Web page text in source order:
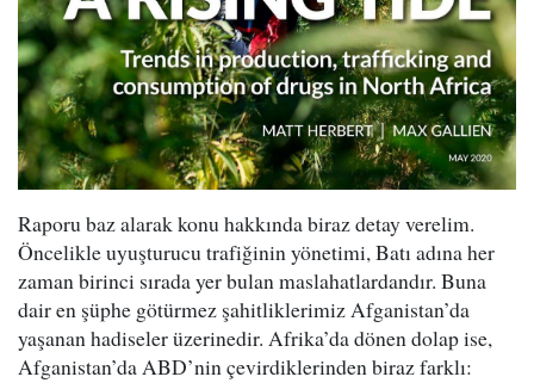
Raporu baz alarak konu hakkında biraz detay verelim.
Öncelikle uyuşturucu trafiğinin yönetimi, Batı adına her
zaman birinci sırada yer bulan maslahatlardandır. Buna
dair en şüphe götürmez şahitliklerimiz Afganistan’da
yaşanan hadiseler üzerinedir. Afrika’da dönen dolap ise,
Afganistan’da ABD’nin çevirdiklerinden biraz farklı: